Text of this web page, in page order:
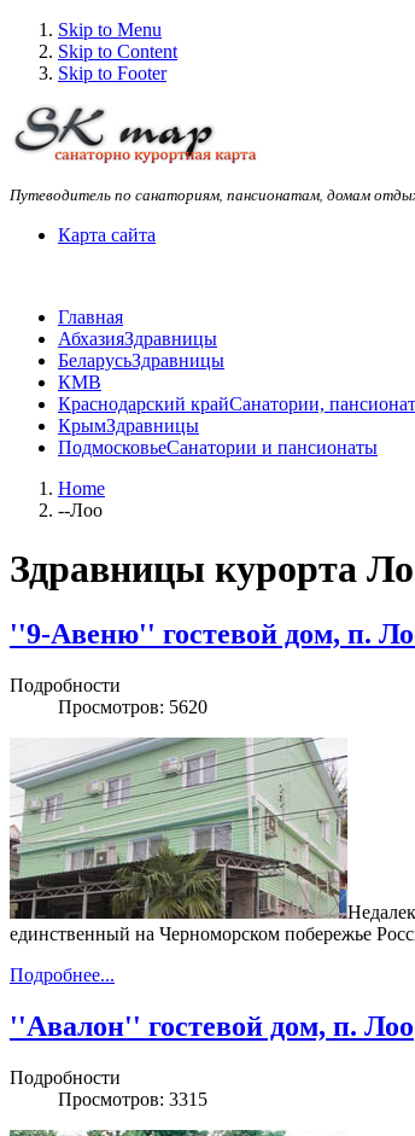
Skip to Menu
Skip to Content
Skip to Footer
Путеводитель по санаториям, пансионатам, домам
Карта сайта
Главная
АбхазияЗдравницы
БеларусьЗдравницы
КМВ
Краснодарский крайСанатории,
КрымЗдравницы
ПодмосковьеСанатории и пансионаты
Home
--Лоо
Здравницы курорта
''9-Авеню'' гостевой дом, п.
Подробности
Просмотров: 5620
единственный на Черноморском побережье
Подробнее...
''Авалон'' гостевой дом, п. Лоо
Подробности
Просмотров: 3315